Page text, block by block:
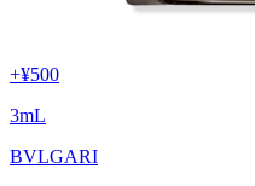
+¥500
3mL
BVLGARI